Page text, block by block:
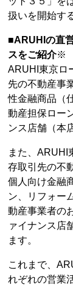
扱いを開始す
■ARUHIの直
スをご紹介※
ARUHI東京ロ
先の不動産事
性金融商品（
動産担保ロー
ンス店舗（本
また、ARUHI
存取引先の不
個人向け金融
ン、リフォー
動産事業者の
ァイナンス店
ます。
これまで、
れぞれの営業